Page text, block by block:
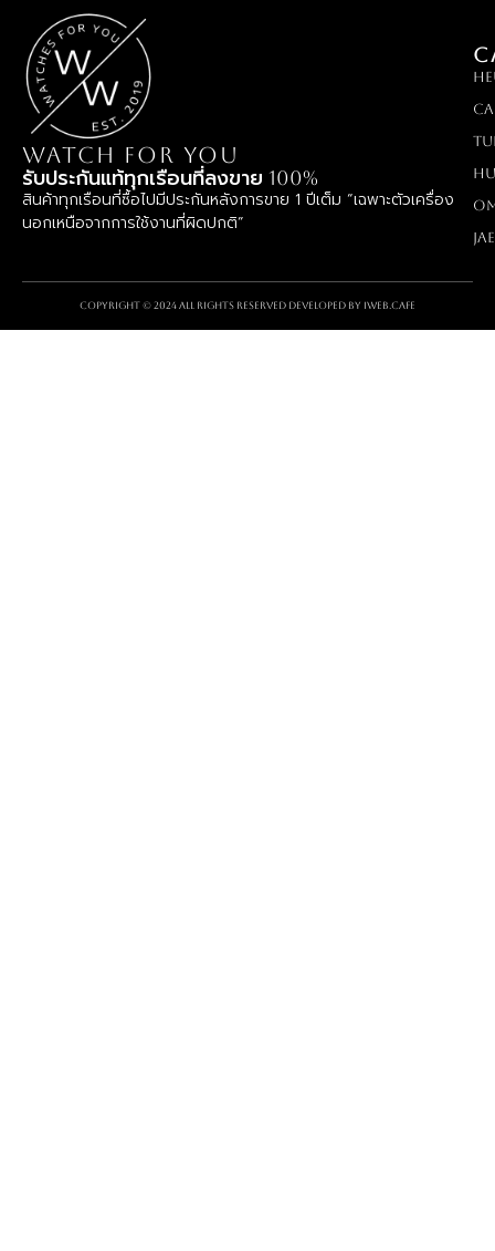
WATCH FOR YOU
รับประกันแท้ทุกเรือนที่ลงขาย 100%
สินค้าทุกเรือนที่ซื้อไปมีประกันหลังการขาย 1 ปีเต็ม “เฉพาะตัวเครื่อง
นอกเหนือจากการใช้งานที่ผิดปกติ”
Copyright © 2024 All rights reserved Developed by iWeb.cafe